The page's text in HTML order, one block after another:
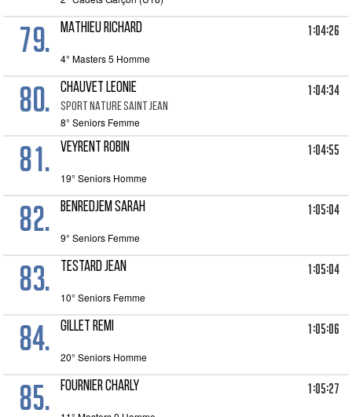
79. MATHIEU Richard 1:04:26
4° Masters 5 Homme
80. CHAUVET Leonie
SPORT NATURE SAINT JEAN
1:04:34
8° Seniors Femme
81. VEYRENT Robin 1:04:55
19° Seniors Homme
82. BENREDJEM Sarah 1:05:04
9° Seniors Femme
83. TESTARD Jean 1:05:04
10° Seniors Femme
84. GILLET Remi 1:05:06
20° Seniors Homme
85. FOURNIER Charly 1:05:27